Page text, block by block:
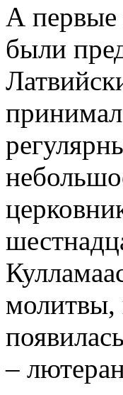
А первые
были
молитвы,
–